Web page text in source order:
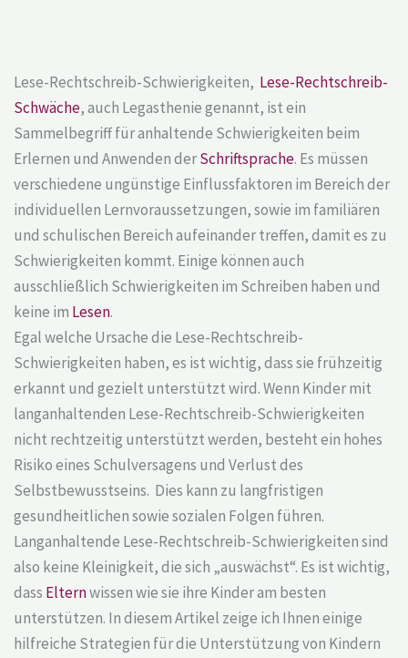
Lese-Rechtschreib-Schwierigkeiten, Lese-Rechtschreib-
Schwäche, auch Legasthenie genannt, ist ein
Sammelbegriff für anhaltende Schwierigkeiten beim
Erlernen und Anwenden derSchriftsprache. Es müssen
verschiedene ungünstige Einflussfaktoren im Bereich der
individuellen Lernvoraussetzungen, sowie im familiären
und schulischen Bereich aufeinander treffen, damit es zu
Schwierigkeiten kommt. Einige können auch
ausschließlich Schwierigkeiten im Schreiben haben und
keine im Lesen.
Egal welche Ursache die Lese-Rechtschreib-
Schwierigkeiten haben, es ist wichtig, dass sie frühzeitig
erkannt und gezielt unterstützt wird. Wenn Kinder mit
langanhaltenden Lese-Rechtschreib-Schwierigkeiten
nicht rechtzeitig unterstützt werden, besteht ein hohes
Risiko eines Schulversagens und Verlust des
Selbstbewusstseins. Dies kann zu langfristigen
gesundheitlichen sowie sozialen Folgen führen.
Langanhaltende Lese-Rechtschreib-Schwierigkeiten sind
also keine Kleinigkeit, die sich „auswächst“. Es ist wichtig,
dass Elternwissen wie sie ihre Kinder am besten
unterstützen. In diesem Artikel zeige ich Ihnen einige
hilfreiche Strategien für die Unterstützung von Kindern